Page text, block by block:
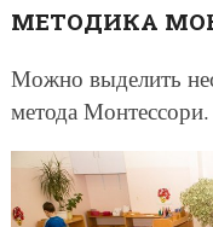
МЕТОДИКА
Можно выделить
метода Монтессори.